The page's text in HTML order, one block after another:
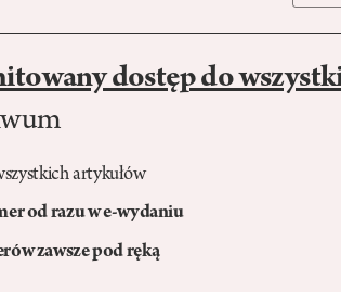
dostęp do
artykułów
od razu w e-wydaniu
zawsze pod ręką